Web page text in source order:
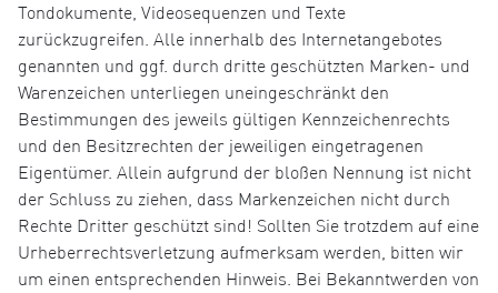
Tondokumente, Videosequenzen und Texte
zurückzugreifen. Alle innerhalb des Internetangebotes
genannten und ggf. durch dritte geschützten Marken- und
Warenzeichen unterliegen uneingeschränkt den
Bestimmungen des jeweils gültigen Kennzeichenrechts
und den Besitzrechten der jeweiligen eingetragenen
Eigentümer. Allein aufgrund der bloßen Nennung ist nicht
der Schluss zu ziehen, dass Markenzeichen nicht durch
Rechte Dritter geschützt sind! Sollten Sie trotzdem auf eine
Urheberrechtsverletzung aufmerksam werden, bitten wir
um einen entsprechenden Hinweis. Bei Bekanntwerden von